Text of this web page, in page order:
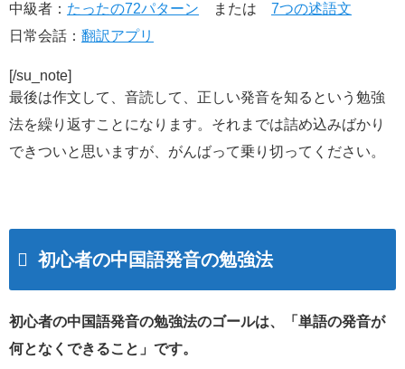
中級者： たったの72パターン または 7つの述語文
日常会話： 翻訳アプリ
[/su_note]
最後は作文して、音読して、正しい発音を知るという勉強
法を繰り返すことになります。それまでは詰め込みばかり
できついと思いますが、がんばって乗り切ってください。
初心者の中国語発音の勉強法
初心者の中国語発音の勉強法のゴールは、「単語の発音が
何となくできること」です。